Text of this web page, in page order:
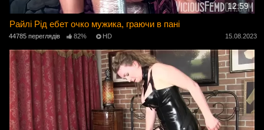
12:59
Райлі Рід ебет очко мужика, граючи в пані
44785 переглядів 82% HD 15.08.2023